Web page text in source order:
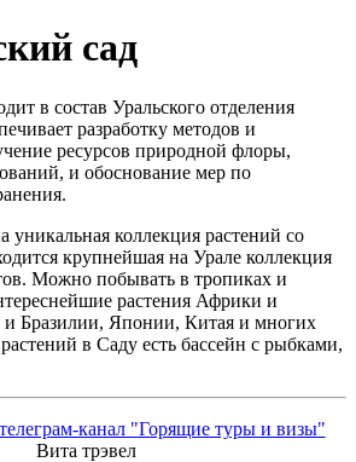
сад
в состав Уральского отделения
разработку методов и
ресурсов природной флоры,
и обоснование мер по
уникальная коллекция растений со
крупнейшая на Урале коллекция
Можно побывать в тропиках и
растения Африки и
Бразилии, Японии, Китая и многих
в Саду есть бассейн с рыбками,
телеграм-канал "Горящие туры и визы"
Вита трэвел